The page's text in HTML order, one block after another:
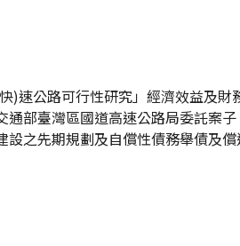
)速公路可行性研究」經濟效益及財
部臺灣區國道高速公路局委託案
之先期規劃及自償性債務舉債及償